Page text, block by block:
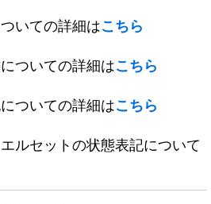
いての詳細はこちら
ついての詳細はこちら
ついての詳細はこちら
ルセットの状態表記について